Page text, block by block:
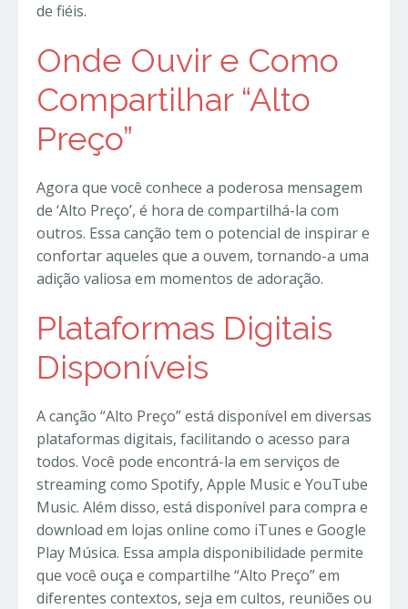
de fiéis.
Onde Ouvir e Como
Compartilhar “Alto
Preço”
Agora que você conhece a poderosa mensagem
de ‘Alto Preço’, é hora de compartilhá-la com
outros. Essa canção tem o potencial de inspirar e
confortar aqueles que a ouvem, tornando-a uma
adição valiosa em momentos de adoração.
Plataformas Digitais
Disponíveis
A canção “Alto Preço” está disponível em diversas
plataformas digitais, facilitando o acesso para
todos. Você pode encontrá-la em serviços de
streaming como Spotify, Apple Music e YouTube
Music. Além disso, está disponível para compra e
download em lojas online como iTunes e Google
Play Música. Essa ampla disponibilidade permite
que você ouça e compartilhe “Alto Preço” em
diferentes contextos, seja em cultos, reuniões ou